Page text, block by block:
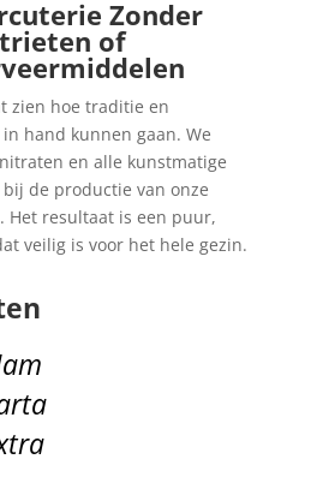
Zonder
of
zien hoe traditie en
hand kunnen gaan. We
en alle kunstmatige
de productie van onze
Het resultaat is een puur,
veilig is voor het hele gezin.